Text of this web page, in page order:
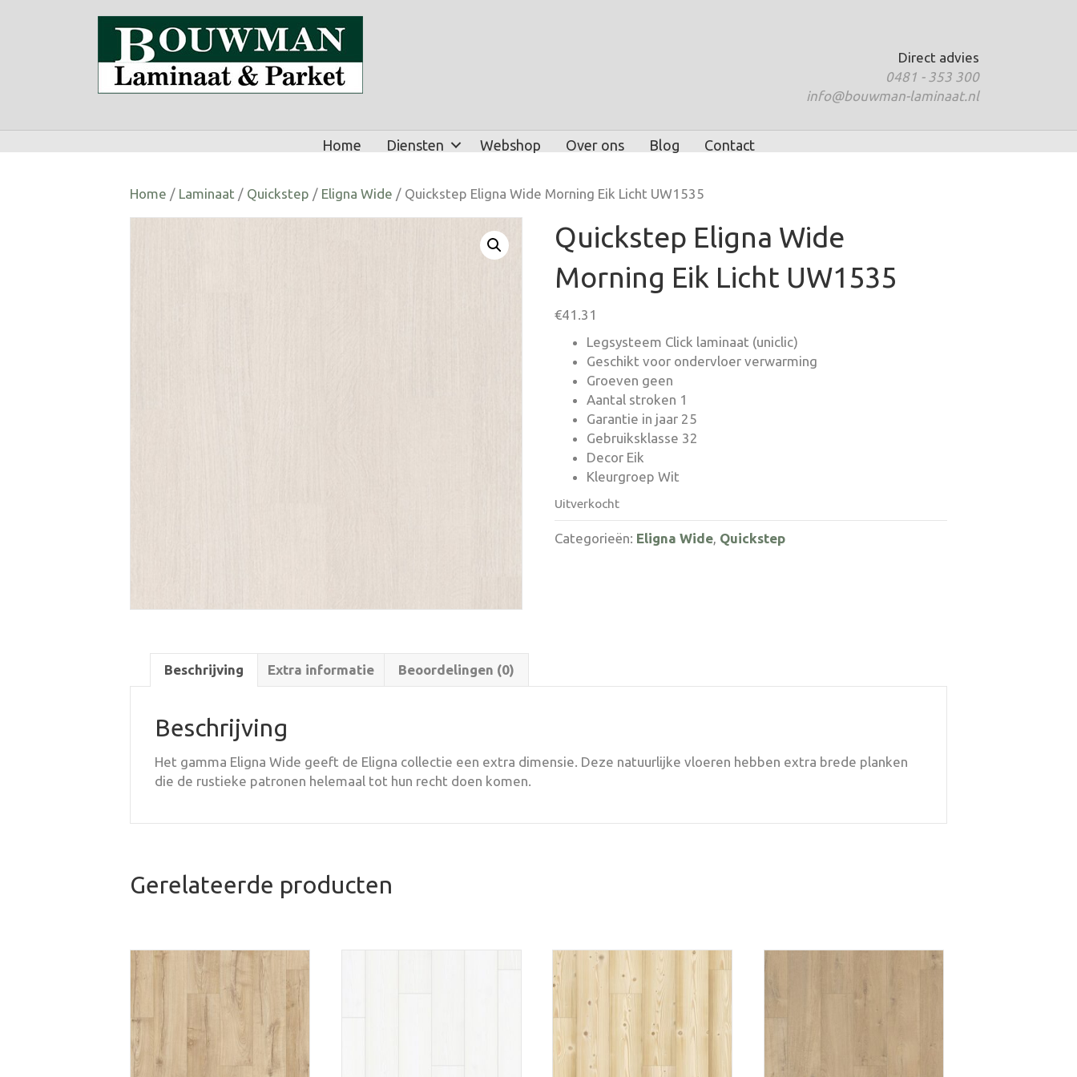
Direct advies
0481 - 353 300
info@bouwman-laminaat.nl
Home Diensten Webshop Over ons Blog Contact
Home / Laminaat / Quickstep / Eligna Wide / Quickstep Eligna Wide Morning Eik Licht UW1535
Quickstep Eligna Wide
Morning Eik Licht UW1535
€41.31
Legsysteem Click laminaat (uniclic)
Geschikt voor ondervloer verwarming
Groeven geen
Aantal stroken 1
Garantie in jaar 25
Gebruiksklasse 32
Decor Eik
Kleurgroep Wit
Uitverkocht
Categorieën: Eligna Wide, Quickstep
Beschrijving Extra informatie Beoordelingen (0)
Beschrijving
Het gamma Eligna Wide geeft de Eligna collectie een extra dimensie. Deze natuurlijke vloeren hebben extra brede planken
die de rustieke patronen helemaal tot hun recht doen komen.
Gerelateerde producten